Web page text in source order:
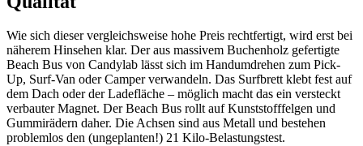
Wie sich dieser vergleichsweise hohe Preis rechtfertigt, wird erst bei
näherem Hinsehen klar. Der aus massivem Buchenholz gefertigte
Beach Bus von Candylab lässt sich im Handumdrehen zum Pick-
Up, Surf-Van oder Camper verwandeln. Das Surfbrett klebt fest auf
dem Dach oder der Ladefläche – möglich macht das ein versteckt
verbauter Magnet. Der Beach Bus rollt auf Kunststofffelgen und
Gummirädern daher. Die Achsen sind aus Metall und bestehen
problemlos den (ungeplanten!) 21 Kilo-Belastungstest.